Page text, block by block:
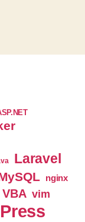
Laravel
nginx
VBA vim